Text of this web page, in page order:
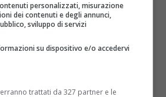
conduttrici a causa del loro
ANCHE: SOSPESIONE
“TROPPO GRASSE,
LA DIETA”), ma in Marocco
mandando in onda un tutorial
Mentre il mondo dedicava un
personalizzati, misurazione
dei contenuti e degli annunci,
sviluppo di servizi
su dispositivo e/o accedervi
trattati da 327 partner e le